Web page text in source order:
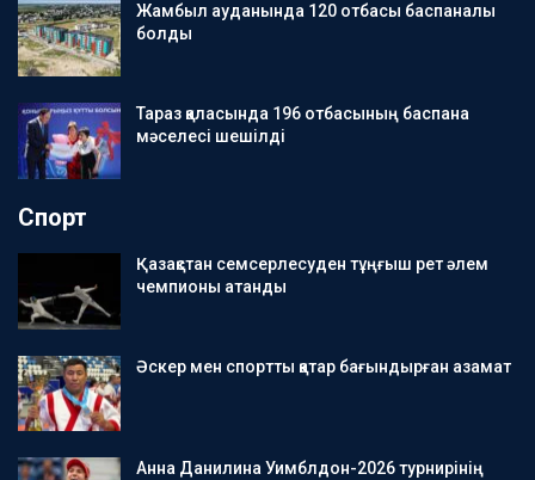
Жамбыл ауданында 120 отбасы баспаналы
болды
Тараз қаласында 196 отбасының баспана
мәселесі шешілді
Спорт
Қазақстан семсерлесуден тұңғыш рет әлем
чемпионы атанды
Әскер мен спортты қатар бағындырған азамат
Анна Данилина Уимблдон-2026 турнирінің